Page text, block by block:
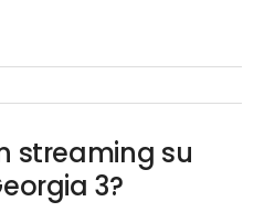
streaming su
3?